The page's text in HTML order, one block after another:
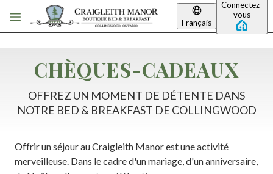
Passer au contenu principal
Français
Connectez-
vous
CHÈQUES-CADEAUX
OFFREZ UN MOMENT DE DÉTENTE DANS
NOTRE BED & BREAKFAST DE COLLINGWOOD
Offrir un séjour au Craigleith Manor est une activité
merveilleuse. Dans le cadre d'un mariage, d'un anniversaire,